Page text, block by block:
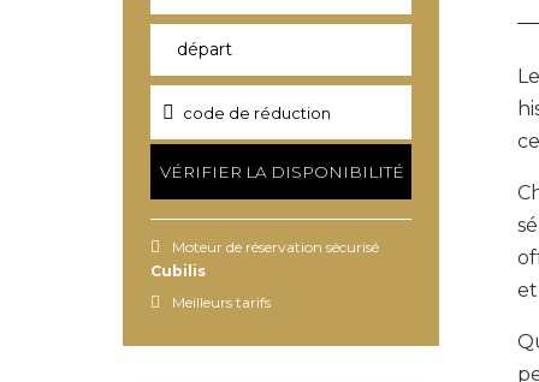
départ
VÉRIFIER LA DISPONIBILITÉ
Moteur de réservation sécurisé
Cubilis
Meilleurs tarifs